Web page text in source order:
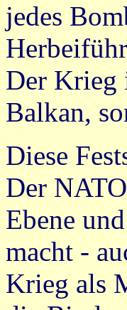
jedes
Der Krieg
Balkan,
Diese
Der
Ebene
macht -
Krieg als